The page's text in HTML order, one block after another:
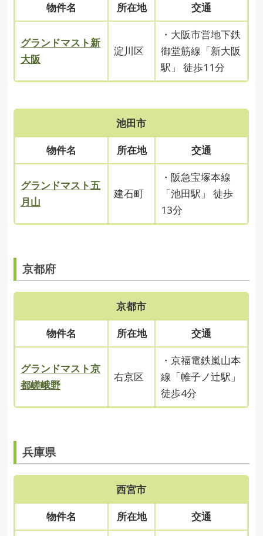
物件名
所在地 交通
グランドマスト新
大阪
淀川区
・大阪市営地下鉄
御堂筋線「新大阪
駅」 徒歩11分
池田市
物件名
所在地 交通
グランドマスト五
月山
建石町
・阪急宝塚本線
「池田駅」 徒歩
13分
京都府
京都市
物件名
所在地 交通
グランドマスト京
都嵯峨野
右京区
・京福電鉄嵐山本
線「帷子ノ辻駅」
徒歩4分
兵庫県
西宮市
物件名
所在地 交通